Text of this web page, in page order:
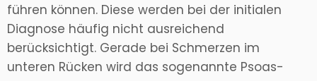
führen können. Diese werden bei der initialen
Diagnose häufig nicht ausreichend
berücksichtigt. Gerade bei Schmerzen im
unteren Rücken wird das sogenannte Psoas-